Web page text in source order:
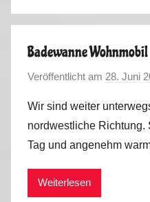
e
s
o
m
e
2
0
1
5
Badewanne Wohnmobil
Veröffentlicht am 28. Juni
Wir sind weiter
nordwestliche Richtung.
Tag und angenehm
Weiterlesen